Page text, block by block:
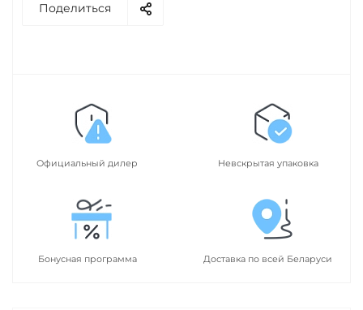
Поделиться
Официальный дилер Невскрытая упаковка
Бонусная программа Доставка по всей Беларуси